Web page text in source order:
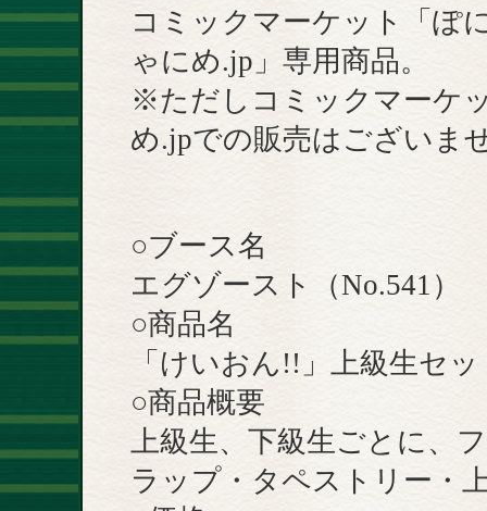
コミックマーケット「ぽ
ゃにめ.jp」専用商品。
※ただしコミックマーケ
め.jpでの販売はございま
○ブース名
エグゾースト（No.541）
○商品名
「けいおん!!」上級生セ
○商品概要
上級生、下級生ごとに、
ラップ・タペストリー・